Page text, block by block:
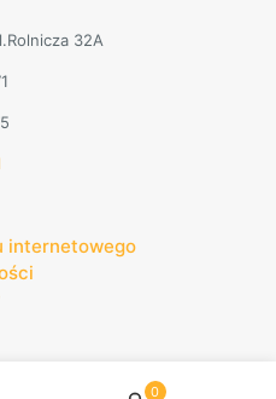
32A
internetowego
0